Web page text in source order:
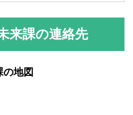
来課の連絡先
の地図